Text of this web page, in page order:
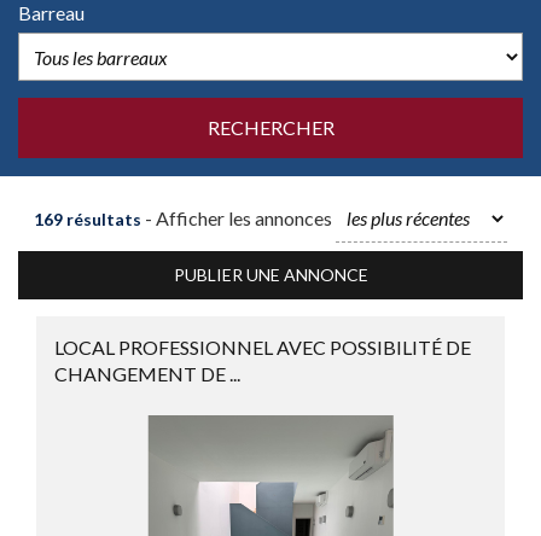
Barreau
169 résultats - Afficher les annonces
PUBLIER UNE ANNONCE
LOCAL PROFESSIONNEL AVEC POSSIBILITÉ DE
CHANGEMENT DE ...